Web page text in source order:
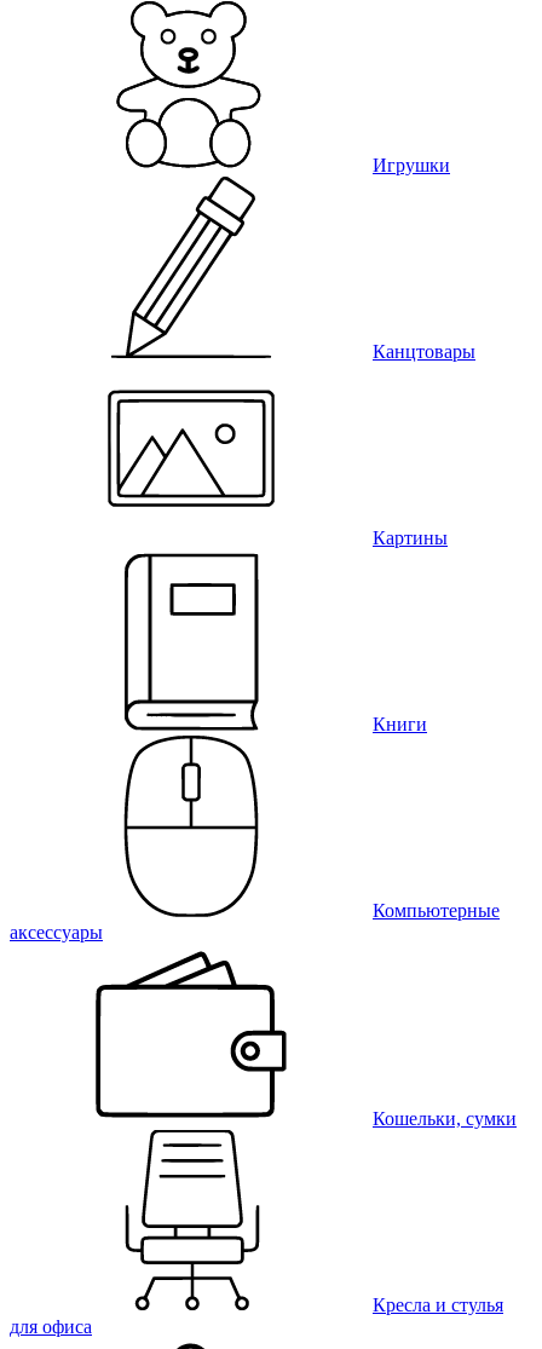
Игрушки
Канцтовары
Картины
Книги
Компьютерные
аксессуары
Кошельки, сумки
Кресла и стулья
для офиса